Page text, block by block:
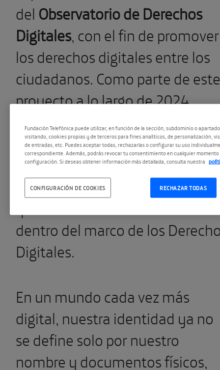
del Observatorio de Derechos
Digitales,con el fin de promover
los derechos digitales entre los
ciudadanos. Como parte de este
proyecto a lo largo de 2024,
2025 y 2026, acogeremos una
serie de encuentros donde
expertos internacionales
debatirán los distintos aspectos
dentro del marco de los
Digitales.
En un mundo cada vez más
digital, nuestra identidad ya no
se define solo por nuestro
nombre y documentos físicos,
Fundación Telefónica puede utilizar, en función de la sección, subdominio o
visitando, cookies propias y de terceros para fines analíticos, de personalización,
de entradas, etc. Puedes aceptar todas, rechazarlas o configurar su uso
correspondiente. Además, podrás revocar tu consentimiento en cualquier momento
configuración. Si deseas obtener información más detallada, consulta nuestra
RECHAZAR TODAS
CONFIGURACIÓN DE COOKIES